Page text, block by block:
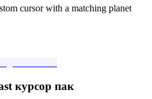
cursor with a matching planet
курсор пак